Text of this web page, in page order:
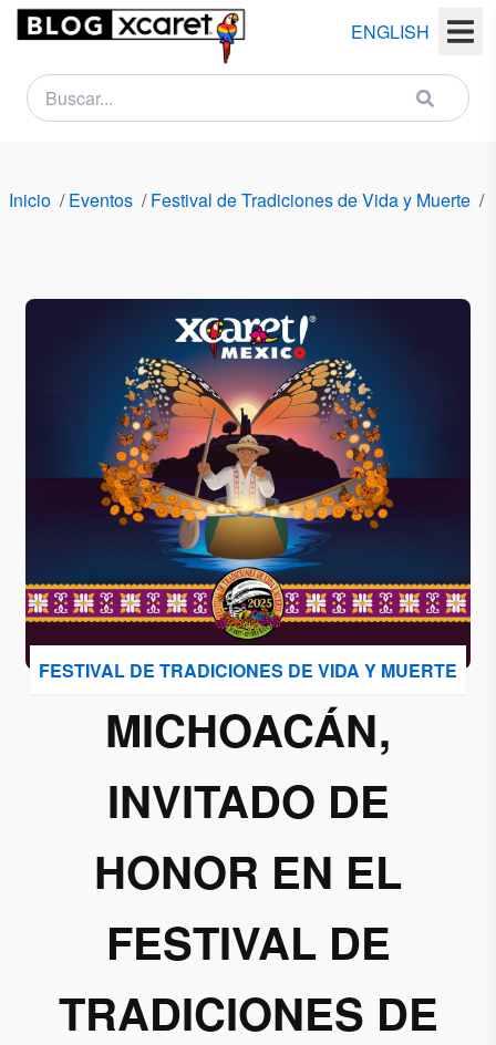
ENGLISH
Inicio /Eventos /Festival de Tradiciones de Vida y Muerte /
FESTIVAL DE TRADICIONES DE VIDA Y MUERTE
MICHOACÁN,
INVITADO DE
HONOR EN EL
FESTIVAL DE
TRADICIONES DE
NEWSLETTER
Nombre
correos
de
Grupo
Xcaret
Otorgo mi
suscribirme
de envío.